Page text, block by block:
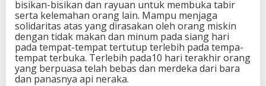
bisikan-bisikan dan rayuan untuk membuka tabir
serta kelemahan orang lain. Mampu menjaga
solidaritas atas yang dirasakan oleh orang miskin
dengan tidak makan dan minum pada siang hari
pada tempat-tempat tertutup terlebih pada tempa-
tempat terbuka. Terlebih pada10 hari terakhir orang
yang berpuasa telah bebas dan merdeka dari bara
dan panasnya api neraka.